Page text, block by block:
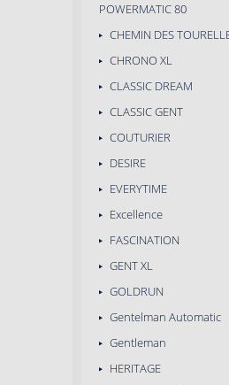
POWERMATIC 80
CHEMIN DES
CHRONO XL
CLASSIC DREAM
CLASSIC GENT
COUTURIER
DESIRE
EVERYTIME
Excellence
FASCINATION
GENT XL
GOLDRUN
Gentelman Automatic
Gentleman
HERITAGE